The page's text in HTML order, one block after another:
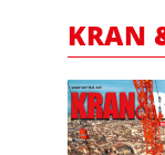
KRAN